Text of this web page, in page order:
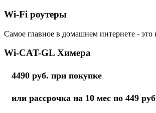
Wi-Fi роутеры
Самое главное в домашнем интернете -
Wi-CAT-GL Химера
4490 руб. при покупке
или рассрочка на 10 мес по 449